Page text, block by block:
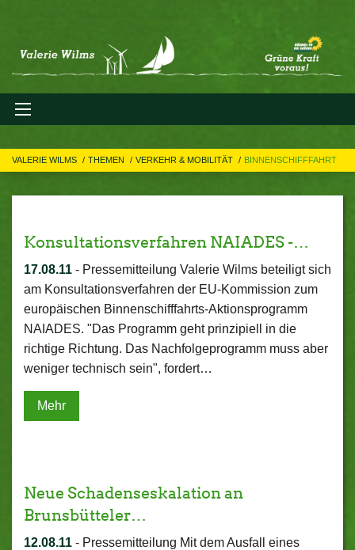
VALERIE WILMS THEMEN VERKEHR & MOBILITÄT BINNENSCHIFFFAHRT
Konsultationsverfahren NAIADES -…
17.08.11 - Pressemitteilung Valerie Wilms beteiligt sich
am Konsultationsverfahren der EU-Kommission zum
europäischen Binnenschifffahrts-Aktionsprogramm
NAIADES. "Das Programm geht prinzipiell in die
richtige Richtung. Das Nachfolgeprogramm muss aber
weniger technisch sein", fordert…
Mehr
Neue Schadenseskalation an
Brunsbütteler…
12.08.11 - Pressemitteilung Mit dem Ausfall eines